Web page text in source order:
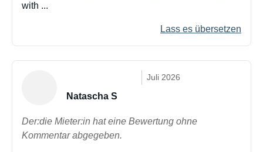
with ...
Lass es übersetzen
Juli 2026
Natascha S
Der:die Mieter:in hat eine Bewertung ohne
Kommentar abgegeben.